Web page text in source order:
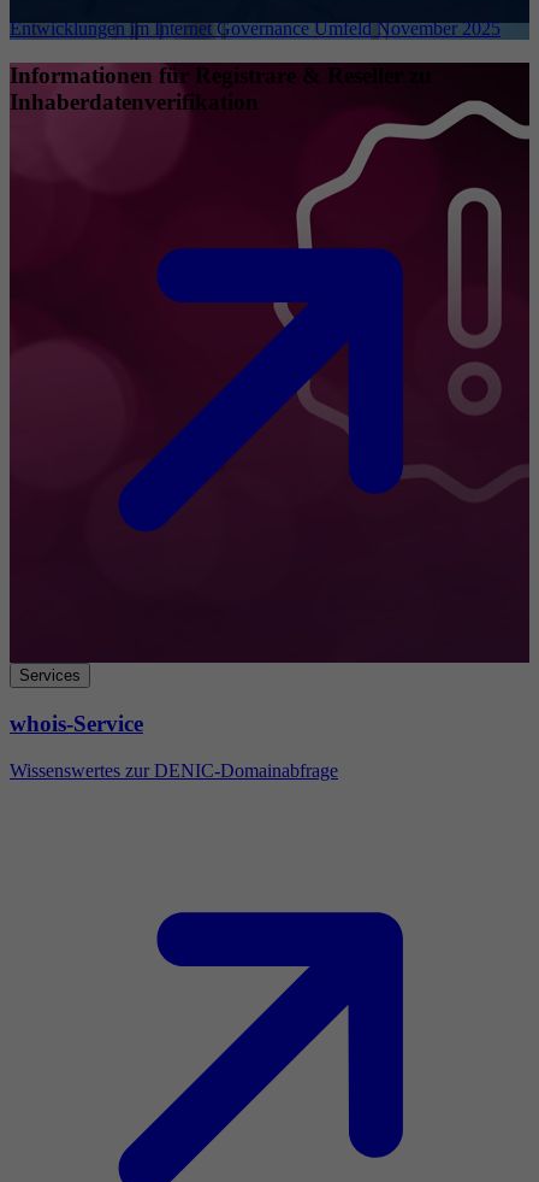
Entwicklungen im Internet Governance Umfeld November 2025
Informationen für Registrare & Reseller zu
Inhaberdatenverifikation
Services
whois-Service
Wissenswertes zur DENIC-Domainabfrage